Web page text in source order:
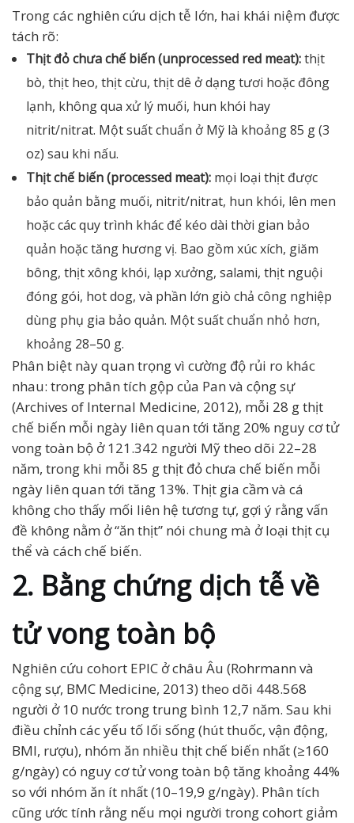
Trong các nghiên cứu dịch tễ lớn, hai khái niệm được
tách rõ:
Thịt đỏ chưa chế biến (unprocessed red meat):thịt
bò, thịt heo, thịt cừu, thịt dê ở dạng tươi hoặc đông
lạnh, không qua xử lý muối, hun khói hay
nitrit/nitrat. Một suất chuẩn ở Mỹ là khoảng 85 g (3
oz) sau khi nấu.
Thịt chế biến (processed meat): mọi loại thịt được
bảo quản bằng muối, nitrit/nitrat, hun khói, lên men
hoặc các quy trình khác để kéo dài thời gian bảo
quản hoặc tăng hương vị. Bao gồm xúc xích, giăm
bông, thịt xông khói, lạp xưởng, salami, thịt nguội
đóng gói, hot dog, và phần lớn giò chả công nghiệp
dùng phụ gia bảo quản. Một suất chuẩn nhỏ hơn,
khoảng 28–50 g.
Phân biệt này quan trọng vì cường độ rủi ro khác
nhau: trong phân tích gộp của Pan và cộng sự
(Archives of Internal Medicine, 2012), mỗi 28 g thịt
chế biến mỗi ngày liên quan tới tăng 20% nguy cơ tử
vong toàn bộ ở 121.342 người Mỹ theo dõi 22–28
năm, trong khi mỗi 85 g thịt đỏ chưa chế biến mỗi
ngày liên quan tới tăng 13%. Thịt gia cầm và cá
không cho thấy mối liên hệ tương tự, gợi ý rằng vấn
đề không nằm ở “ăn thịt” nói chung mà ở loại thịt cụ
thể và cách chế biến.
2. Bằng chứng dịch tễ về
tử vong toàn bộ
Nghiên cứu cohort EPIC ở châu Âu (Rohrmann và
cộng sự, BMC Medicine, 2013) theo dõi 448.568
người ở 10 nước trong trung bình 12,7 năm. Sau khi
điều chỉnh các yếu tố lối sống (hút thuốc, vận động,
BMI, rượu), nhóm ăn nhiều thịt chế biến nhất (≥160
g/ngày) có nguy cơ tử vong toàn bộ tăng khoảng 44%
so với nhóm ăn ít nhất (10–19,9 g/ngày). Phân tích
cũng ước tính rằng nếu mọi người trong cohort giảm